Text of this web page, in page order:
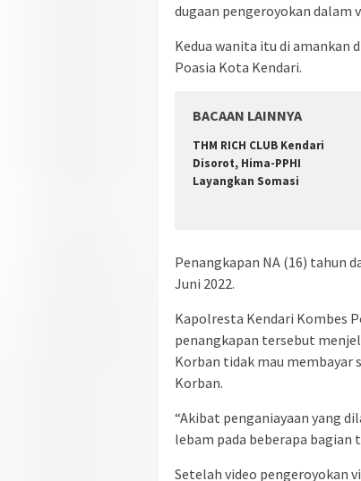
dugaan pengeroyokan dalam
Kedua wanita itu di amankan
Poasia Kota Kendari.
BACAAN LAINNYA
THM RICH CLUB Kendari
Disorot, Hima-PPHI
Layangkan Somasi
Penangkapan NA (16) tahun
Juni 2022.
Kapolresta Kendari Kombes
penangkapan tersebut
Korban tidak mau membayar
Korban.
“Akibat penganiayaan yang
lebam pada beberapa bagian
Setelah video pengeroyokan